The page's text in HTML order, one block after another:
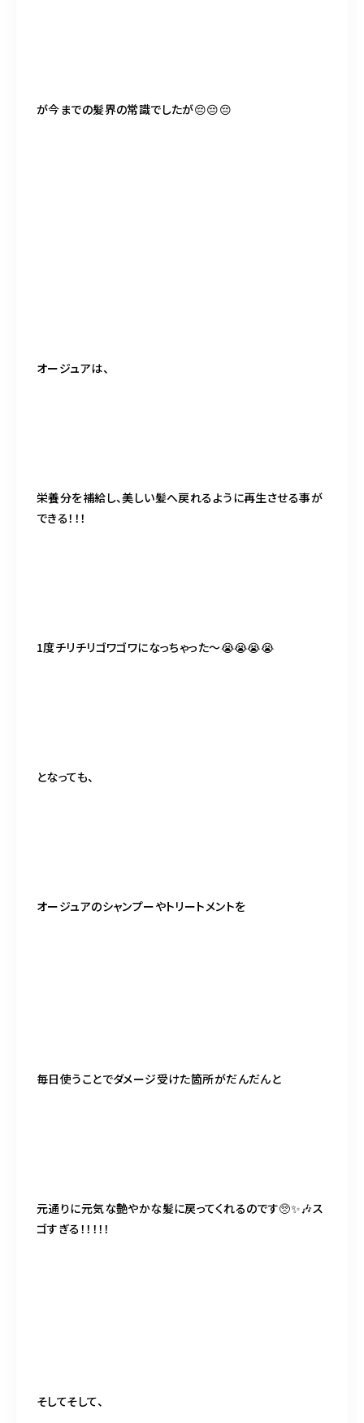
が今までの髪界の常識でしたが😔😔😔
オージュアは、
栄養分を補給し、美しい髪へ戻れるように再生させる事が
できる！！！
1度チリチリゴワゴワになっちゃった〜😭😭😭😭
となっても、
オージュアのシャンプーやトリートメントを
毎日使うことでダメージ受けた箇所がだんだんと
元通りに元気な艶やかな髪に戻ってくれるのです🥺✨🎶ス
ゴすぎる！！！！！
そしてそして、